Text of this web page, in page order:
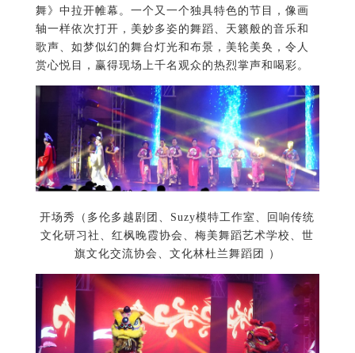
舞》中拉开帷幕。一个又一个独具特色的节目，像画
轴一样依次打开，美妙多姿的舞蹈、天籁般的音乐和
歌声、如梦似幻的舞台灯光和布景，美轮美奂，令人
赏心悦目，赢得现场上千名观众的热烈掌声和喝彩。
开场秀（多伦多越剧团、Suzy模特工作室、回响传统
文化研习社、红枫晚霞协会、梅美舞蹈艺术学校、世
旗文化交流协会、文化林杜兰舞蹈团 ）